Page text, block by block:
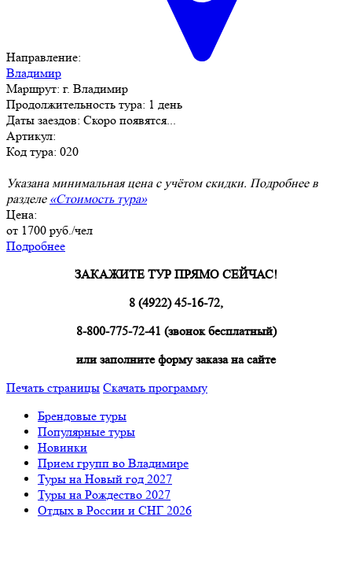
Направление:
Владимир
Маршрут: г. Владимир
Продолжительность тура: 1 день
Даты заездов: Скоро появятся...
Артикул:
Код тура: 020
Указана минимальная цена с учётом скидки. Подробнее в
разделе «Стоимость тура»
Цена:
от 1700 руб./чел
Подробнее
ЗАКАЖИТЕ ТУР ПРЯМО СЕЙЧАС!
8 (4922) 45-16-72,
8-800-775-72-41 (звонок бесплатный)
или заполните форму заказа на сайте
Печать страницы Скачать программу
Брендовые туры
Популярные туры
Новинки
Прием групп во Владимире
Туры на Новый год 2027
Туры на Рождество 2027
Отдых в России и СНГ 2026